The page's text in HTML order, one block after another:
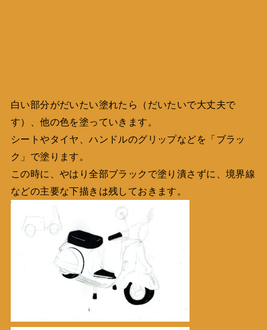
白い部分がだいたい塗れたら（だいたいで大丈夫で
す）、他の色を塗っていきます。
シートやタイヤ、ハンドルのグリップなどを「ブラッ
ク」で塗ります。
この時に、やはり全部ブラックで塗り潰さずに、境界線
などの主要な下描きは残しておきます。